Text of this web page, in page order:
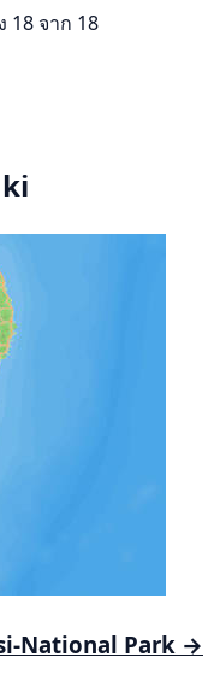
18 จาก 18
National Park →